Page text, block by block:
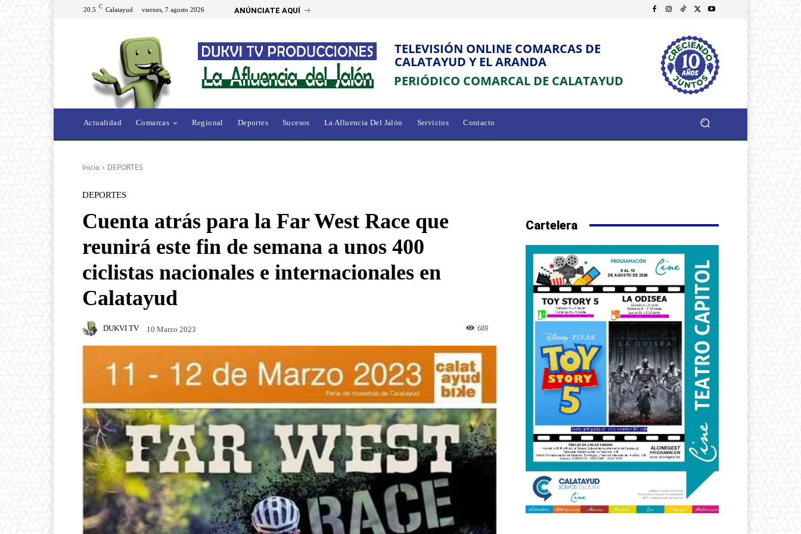
20.5 C Calatayud viernes, 7 agosto 2026 ANÚNCIATE AQUÍ
TELEVISIÓN ONLINE COMARCAS DE
CALATAYUD Y EL ARANDA
PERIÓDICO COMARCAL DE CALATAYUD
Actualidad Comarcas Regional Deportes Sucesos La Afluencia Del Jalón Servicios Contacto
Inicio DEPORTES
DEPORTES
Cuenta atrás para la Far West Race que
reunirá este fin de semana a unos 400
ciclistas nacionales e internacionales en
Calatayud
DUKVI TV 10 Marzo 2023 689
Cartelera